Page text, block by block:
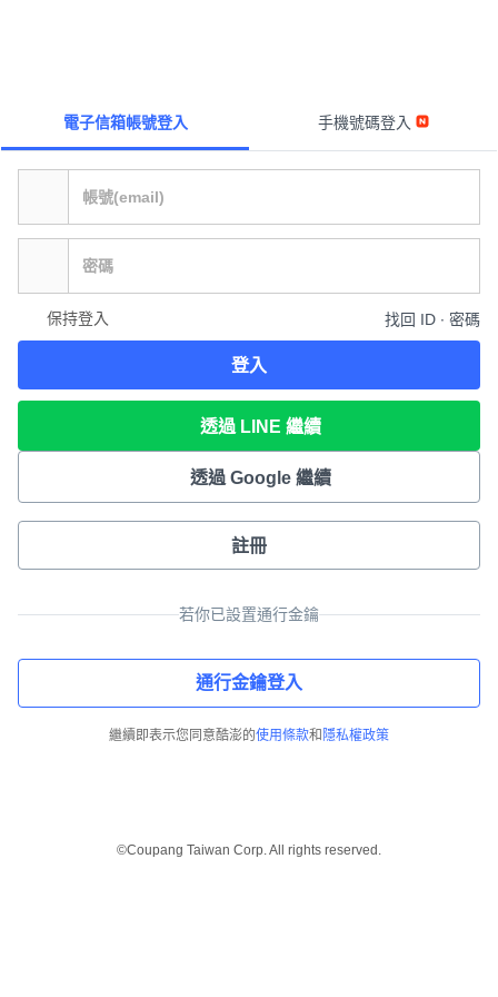
電子信箱帳號登入 手機號碼登入
保持登入 找回 ID ∙ 密碼
登入
透過 LINE 繼續
透過 Google 繼續
註冊
若你已設置通行金鑰
通行金鑰登入
繼續即表示您同意酷澎的使用條款和 隱私權政策
©Coupang Taiwan Corp. All rights reserved.